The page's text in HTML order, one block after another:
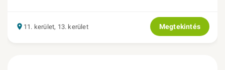
11. kerület, 13. kerület Megtekintés